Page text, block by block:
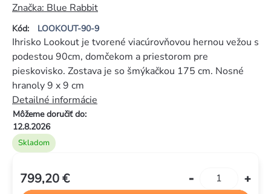
Kód: LOOKOUT-90-9
hodnotenie
produktu
je
z
5
hviezdičiek.
Značka: Blue Rabbit
Skladom
Môžeme doručiť do:
12.8.2026
Ihrisko Lookout je tvorené viacúrovňovou hernou vežou s
podestou 90cm, domčekom a priestorom pre
pieskovisko. Zostava je so šmýkačkou 175 cm. Nosné
hranoly 9 x 9 cm
Detailné informácie
799,20 €